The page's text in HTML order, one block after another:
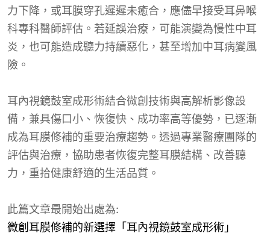
力下降，或耳膜穿孔遲遲未癒合，應儘早接受耳鼻喉
科專科醫師評估。若延誤治療，可能演變為慢性中耳
炎，也可能造成聽力持續惡化，甚至增加中耳病變風
險。
耳內視鏡鼓室成形術結合微創技術與高解析影像設
備，兼具傷口小、恢復快、成功率高等優勢，已逐漸
成為耳膜修補的重要治療趨勢。透過專業醫療團隊的
評估與治療，協助患者恢復完整耳膜結構、改善聽
力，重拾健康舒適的生活品質。
此篇文章最開始出處為:
微創耳膜修補的新選擇「耳內視鏡鼓室成形術」